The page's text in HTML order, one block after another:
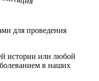
для проведения
истории или любой
в наших